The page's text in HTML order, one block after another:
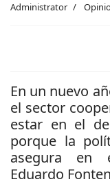
Administrator
En un nuevo
el sector
estar en el
porque la
asegura en
Eduardo